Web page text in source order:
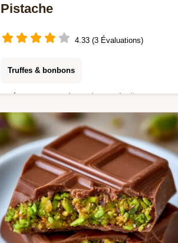
Pistache
4.33 (3 Évaluations)
Truffes & bonbons
Préparez ce Chocolat Dubaï
croustillant. Cette tablette chocolat au
lait Dubaï maison allie pistache et
kunafa. Inclut un tableau des
températures.